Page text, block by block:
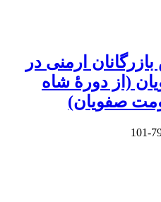
ارمنی در
(از دورۀ شاه
صفویان)
79-